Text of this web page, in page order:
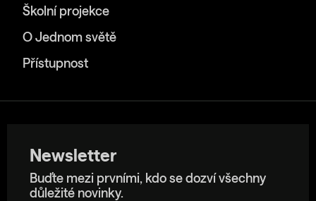
Školní projekce
O Jednom světě
Přístupnost
Newsletter
Buďte mezi prvními, kdo se dozví všechny
důležité novinky.